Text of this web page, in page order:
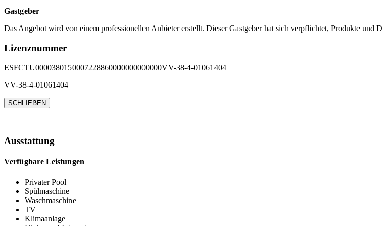
Gastgeber
Das Angebot wird von einem professionellen Anbieter erstellt. Dieser Gastgeber hat sich verpflichtet, Produkte und
Lizenznummer
ESFCTU0000380150007228860000000000000VV-38-4-01061404
VV-38-4-01061404
SCHLIEẞEN
Ausstattung
Verfügbare Leistungen
Privater Pool
Spülmaschine
Waschmaschine
TV
Klimaanlage